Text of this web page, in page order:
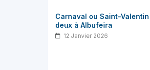
Carnaval ou Saint-
deux à Albufeira
12 Janvier 2026